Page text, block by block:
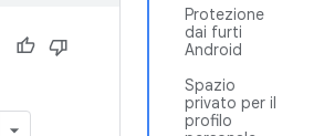
Protezione
dai furti
Android
Spazio
privato per il
profilo